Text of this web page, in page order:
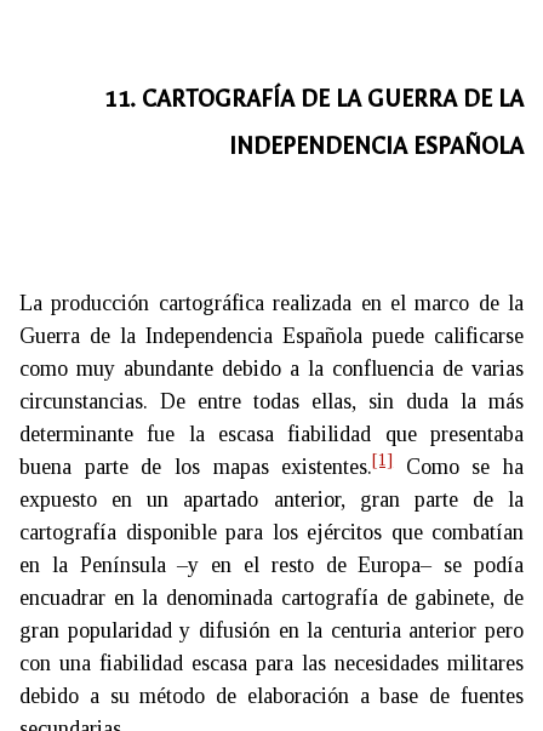
11. CARTOGRAFÍA DE LA GUERRA DE LA
INDEPENDENCIA ESPAÑOLA
La producción cartográfica realizada en el marco de la
Guerra de la Independencia Española puede calificarse
como muy abundante debido a la confluencia de varias
circunstancias. De entre todas ellas, sin duda la más
determinante fue la escasa fiabilidad que presentaba
buena parte de los mapas existentes.[1]Como se ha
expuesto en un apartado anterior, gran parte de la
cartografía disponible para los ejércitos que combatían
en la Península –y en el resto de Europa– se podía
encuadrar en la denominada cartografía de gabinete, de
gran popularidad y difusión en la centuria anterior pero
con una fiabilidad escasa para las necesidades militares
debido a su método de elaboración a base de fuentes